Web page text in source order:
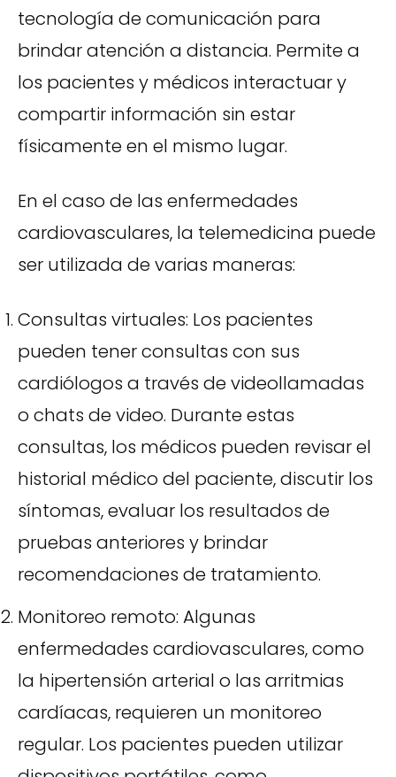
tecnología de comunicación para
brindar atención a distancia. Permite a
los pacientes y médicos interactuar y
compartir información sin estar
físicamente en el mismo lugar.
En el caso de las enfermedades
cardiovasculares, la telemedicina puede
ser utilizada de varias maneras:
Consultas virtuales: Los pacientes
pueden tener consultas con sus
cardiólogos a través de videollamadas
o chats de video. Durante estas
consultas, los médicos pueden revisar el
historial médico del paciente, discutir los
síntomas, evaluar los resultados de
pruebas anteriores y brindar
recomendaciones de tratamiento.
Monitoreo remoto: Algunas
enfermedades cardiovasculares, como
la hipertensión arterial o las arritmias
cardíacas, requieren un monitoreo
regular. Los pacientes pueden utilizar